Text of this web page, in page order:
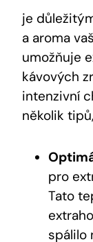
je
a aroma
umožňuje
kávových
intenzivní
několik
pro
Tato
spálilo